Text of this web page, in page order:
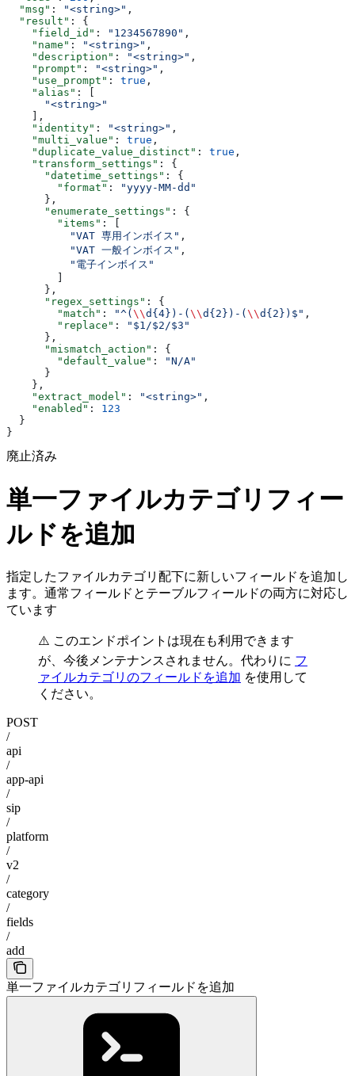
  "msg"
: "<string>" ,
  "result"
: {
    "field_id"
: "1234567890" ,
    "name"
: "<string>" ,
    "description"
: "<string>" ,
    "prompt"
: "<string>" ,
    "use_prompt"
: true ,
    "alias"
: [
      "<string>"
    ],
    "identity"
: "<string>" ,
    "multi_value"
: true ,
    "duplicate_value_distinct"
: true ,
    "transform_settings"
: {
      "datetime_settings"
: {
        "format"
:
"yyyy-MM-dd"
      },
      "enumerate_settings"
: {
        "items"
: [
          "VAT 専用インボイス"
,
          "VAT 一般インボイス"
,
          "電子インボイス"
      },
      "regex_settings"
: {
        "match"
: "^( \\d{4})-( \\d{2})-( \\d{2})$" ,
        "replace"
:
"$1/$2/$3"
      },
      "mismatch_action"
: {
        "default_value"
:
"N/A"
      }
    },
    "extract_model"
: "<string>" ,
    "enabled"
: 123
  }
}
廃止済み
単一ファイルカテゴリフィー
ルドを追加
指定したファイルカテゴリ配下に新しいフィールドを追加し
ます。通常フィールドとテーブルフィールドの両方に対応し
ています
⚠️ このエンドポイントは現在も利用できます
が、今後メンテナンスされません。代わりに フ
ァイルカテゴリのフィールドを追加 を使用して
ください。
POST
/
api
/
app-api
/
sip
/
platform
/
v2
/
category
/
fields
/
add
単一ファイルカテゴリフィールドを追加